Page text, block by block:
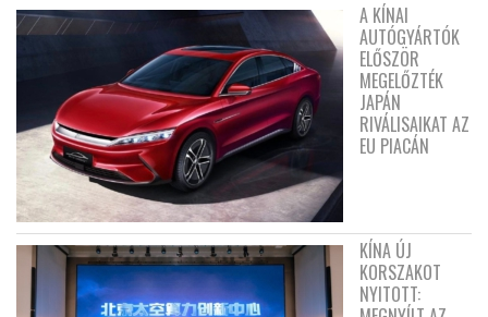
A KÍNAI
AUTÓGYÁRTÓK
ELŐSZÖR
MEGELŐZTÉK
JAPÁN
RIVÁLISAIKAT AZ
EU PIACÁN
KÍNA ÚJ
KORSZAKOT
NYITOTT: